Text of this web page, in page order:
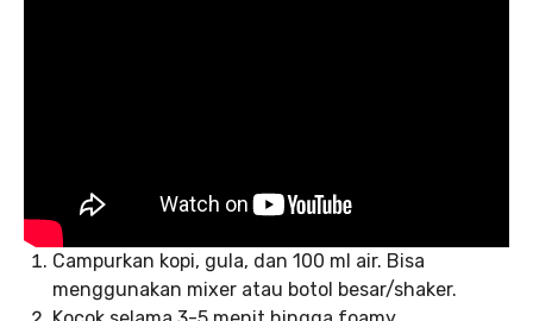
Campurkan kopi, gula, dan 100 ml air. Bisa
menggunakan mixer atau botol besar/shaker.